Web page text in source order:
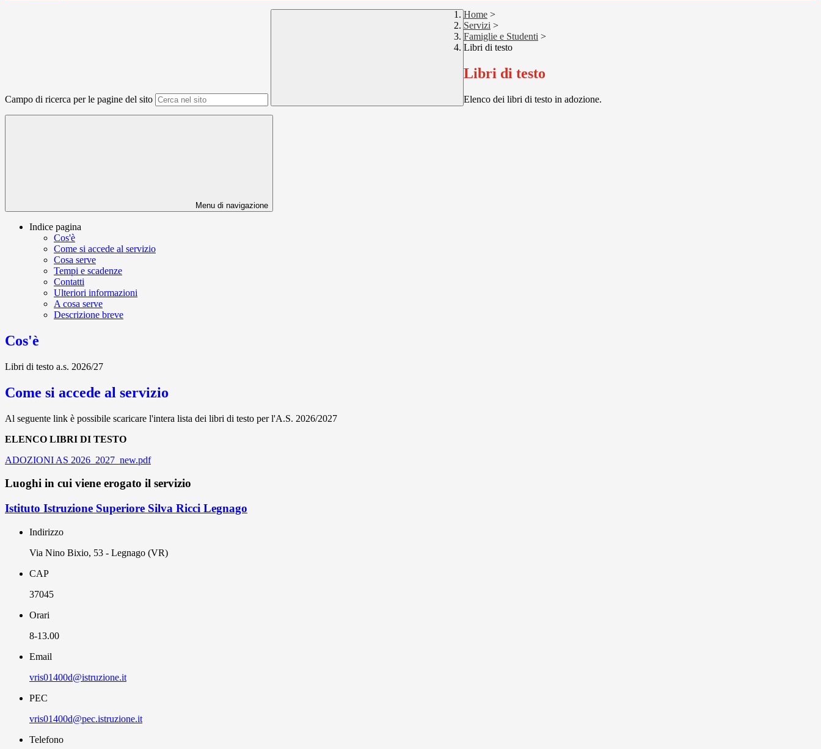
Campo di ricerca per le pagine del sito
Home >
Servizi >
Famiglie e Studenti >
Libri di testo
Libri di testo
Elenco dei libri di testo in adozione.
Menu di navigazione
Indice pagina
Cos'è
Come si accede al servizio
Cosa serve
Tempi e scadenze
Contatti
Ulteriori informazioni
A cosa serve
Descrizione breve
Cos'è
Libri di testo a.s. 2026/27
Come si accede al servizio
Al seguente link è possibile scaricare l'intera lista dei libri di testo per l'A.S. 2026/2027
ELENCO LIBRI DI TESTO
ADOZIONI AS 2026_2027_new.pdf
Luoghi in cui viene erogato il servizio
Istituto Istruzione Superiore Silva Ricci Legnago
Indirizzo
Via Nino Bixio, 53 - Legnago (VR)
CAP
37045
Orari
8-13.00
Email
vris01400d@istruzione.it
PEC
vris01400d@pec.istruzione.it
Telefono